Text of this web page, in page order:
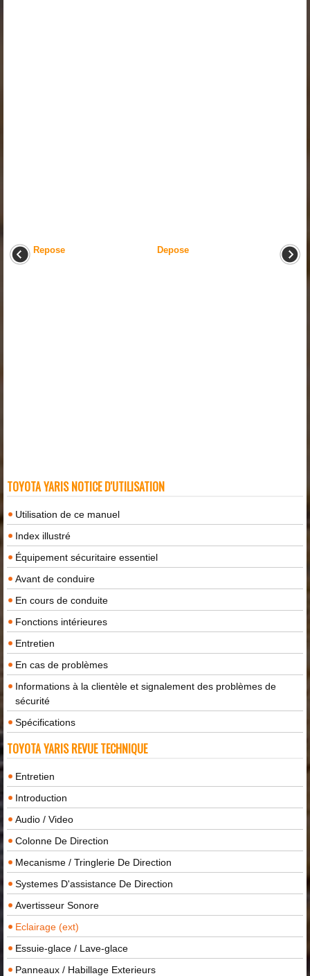
Repose Depose
TOYOTA YARIS NOTICE D'UTILISATION
Utilisation de ce manuel
Index illustré
Équipement sécuritaire essentiel
Avant de conduire
En cours de conduite
Fonctions intérieures
Entretien
En cas de problèmes
Informations à la clientèle et signalement des problèmes de
sécurité
Spécifications
TOYOTA YARIS REVUE TECHNIQUE
Entretien
Introduction
Audio / Video
Colonne De Direction
Mecanisme / Tringlerie De Direction
Systemes D'assistance De Direction
Avertisseur Sonore
Eclairage (ext)
Essuie-glace / Lave-glace
Panneaux / Habillage Exterieurs